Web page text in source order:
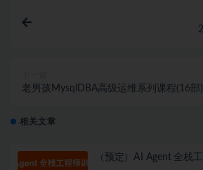
老男孩MysqlDBA高级运维系列课程(16部)
相关文章
（预定）AI Agent 全栈